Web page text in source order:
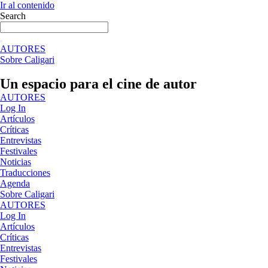
Ir al contenido
Search
AUTORES
Sobre Caligari
Un espacio para el cine de autor
AUTORES
Log In
Artículos
Críticas
Entrevistas
Festivales
Noticias
Traducciones
Agenda
Sobre Caligari
AUTORES
Log In
Artículos
Críticas
Entrevistas
Festivales